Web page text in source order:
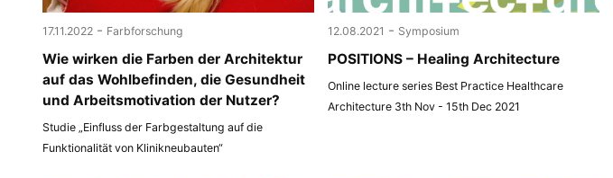
17.11.2022 - Farbforschung
Wie wirken die Farben der Architektur
auf das Wohlbefinden, die Gesundheit
und Arbeitsmotivation der Nutzer?
Studie „Einfluss der Farbgestaltung auf die
Funktionalität von Klinikneubauten“
12.08.2021 - Symposium
POSITIONS – Healing Architecture
Online lecture series Best Practice Healthcare
Architecture 3th Nov - 15th Dec 2021